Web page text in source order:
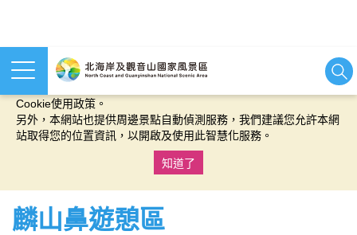
本網站使用cookies等相關技術以持續優化網站服務，並有助於為
Cookie使用政策。
另外，本網站也提供周邊景點自動偵測服務，我們建議您允許本網
站取得您的位置資訊，以開啟及使用此智慧化服務。
知道了
麟山鼻遊憩區